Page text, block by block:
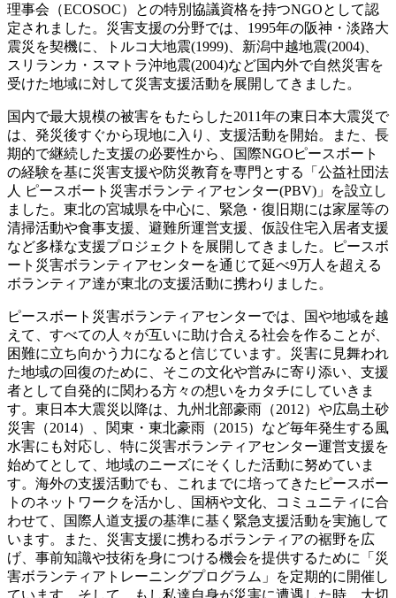
理事会（ECOSOC）との特別協議資格を持つNGOとして認
定されました。災害支援の分野では、1995年の阪神・淡路大
震災を契機に、トルコ大地震(1999)、新潟中越地震(2004)、
スリランカ・スマトラ沖地震(2004)など国内外で自然災害を
受けた地域に対して災害支援活動を展開してきました。
国内で最大規模の被害をもたらした2011年の東日本大震災で
は、発災後すぐから現地に入り、支援活動を開始。また、長
期的で継続した支援の必要性から、国際NGOピースボート
の経験を基に災害支援や防災教育を専門とする「公益社団法
人 ピースボート災害ボランティアセンター(PBV)」を設立し
ました。東北の宮城県を中心に、緊急・復旧期には家屋等の
清掃活動や食事支援、避難所運営支援、仮設住宅入居者支援
など多様な支援プロジェクトを展開してきました。ピースボ
ート災害ボランティアセンターを通じて延べ9万人を超える
ボランティア達が東北の支援活動に携わりました。
ピースボート災害ボランティアセンターでは、国や地域を越
えて、すべての人々が互いに助け合える社会を作ることが、
困難に立ち向かう力になると信じています。災害に見舞われ
た地域の回復のために、そこの文化や営みに寄り添い、支援
者として自発的に関わる方々の想いをカタチにしていきま
す。東日本大震災以降は、九州北部豪雨（2012）や広島土砂
災害（2014）、関東・東北豪雨（2015）など毎年発生する風
水害にも対応し、特に災害ボランティアセンター運営支援を
始めてとして、地域のニーズにそくした活動に努めていま
す。海外の支援活動でも、これまでに培ってきたピースボー
トのネットワークを活かし、国柄や文化、コミュニティに合
わせて、国際人道支援の基準に基く緊急支援活動を実施して
います。また、災害支援に携わるボランティアの裾野を広
げ、事前知識や技術を身につける機会を提供するために「災
害ボランティアトレーニングプログラム」を定期的に開催し